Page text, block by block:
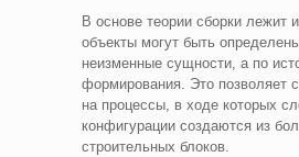
В основе теории сборки лежит
объекты могут быть
неизменные сущности, а по
формирования. Это позволяет
на процессы, в ходе которых
конфигурации создаются из
строительных блоков.